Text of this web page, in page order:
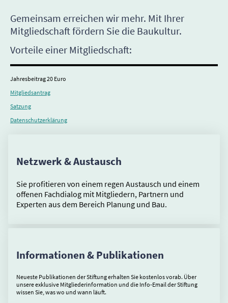
Gemeinsam erreichen wir mehr. Mit Ihrer
Mitgliedschaft fördern Sie die Baukultur.
Vorteile einer Mitgliedschaft:
Jahresbeitrag 20 Euro
Mitgliedsantrag
Satzung
Datenschutzerklärung
Netzwerk & Austausch
Sie profitieren von einem regen Austausch und einem
offenen Fachdialog mit Mitgliedern, Partnern und
Experten aus dem Bereich Planung und Bau.
Informationen & Publikationen
Neueste Publikationen der Stiftung erhalten Sie kostenlos vorab. Über
unsere exklusive Mitgliederinformation und die Info-Email der Stiftung
wissen Sie, was wo und wann läuft.